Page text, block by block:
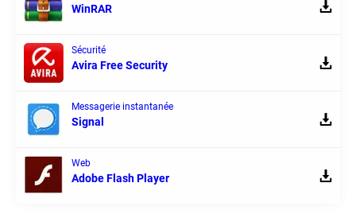
WinRAR
Sécurité
Avira Free Security
Messagerie instantanée
Signal
Web
Adobe Flash Player